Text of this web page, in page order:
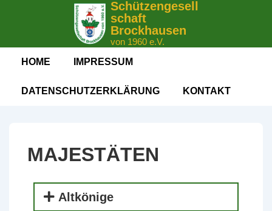
Schützengesell
schaft
Brockhausen
von 1960 e.V.
HOME
IMPRESSUM
DATENSCHUTZERKLÄRUNG KONTAKT
MAJESTÄTEN
Altkönige